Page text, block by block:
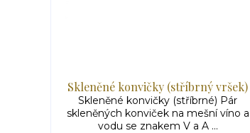
Skleněné konvičky (stříbrný vršek)
Skleněné konvičky (stříbrné) Pár
skleněných konviček na mešní víno a
vodu se znakem V a A ...